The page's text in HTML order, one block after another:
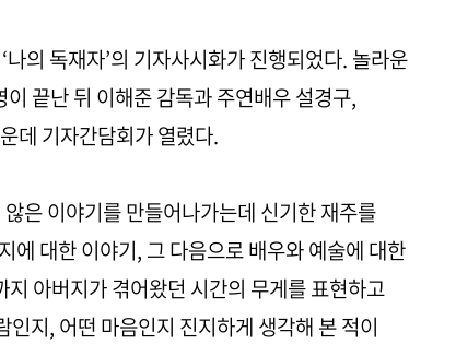
의 독재자’의 기자사시화가 진행되었다. 놀라운
끝난 뒤 이해준 감독과 주연배우 설경구,
데 기자간담회가 열렸다.
않은 이야기를 만들어나가는데 신기한 재주를
에 대한 이야기, 그 다음으로 배우와 예술에 대한
아버지가 겪어왔던 시간의 무게를 표현하고
지, 어떤 마음인지 진지하게 생각해 본 적이